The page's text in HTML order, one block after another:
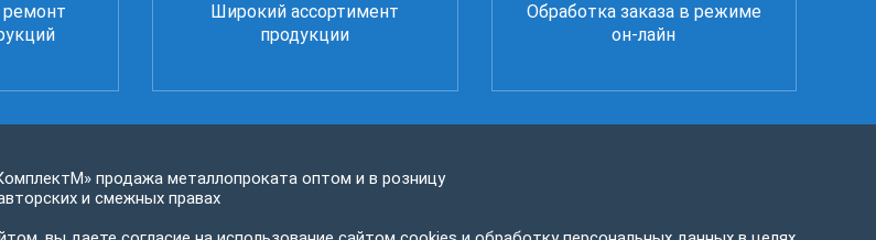
ремонт
Широкий ассортимент
продукции
Обработка заказа в режиме
он-лайн
продажа металлопроката оптом и в розницу
и смежных правах